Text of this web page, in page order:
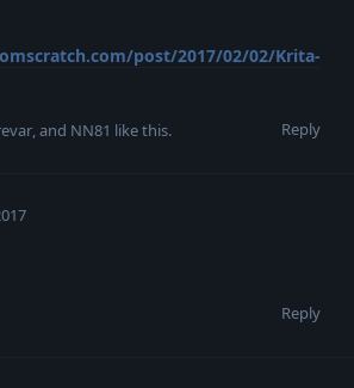
post/2017/02/02/Krita-
Reply
, and NN81 like this.
Reply